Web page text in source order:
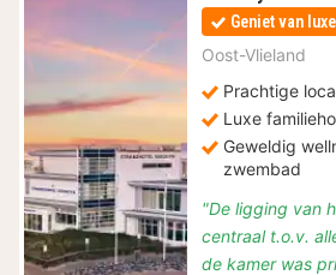
nacht
vanaf
€
Geniet van luxe
Oost-Vlieland
Prachtige
Luxe
Geweldig
zwembad
"De ligging van
centraal t.o.v.
de kamer was